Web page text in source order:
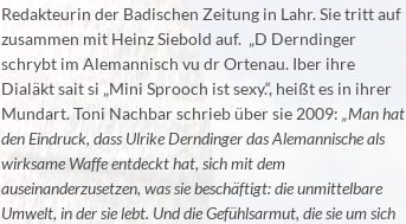
Redakteurin der Badischen Zeitung in Lahr. Sie tritt auf
zusammen mit Heinz Siebold auf. „D Derndinger
schrybt im Alemannisch vu dr Ortenau. Iber ihre
Dialäkt sait si „Mini Sprooch ist sexy.“, heißt es in ihrer
Mundart. Toni Nachbar schrieb über sie 2009:„Man hat
den Eindruck, dass Ulrike Derndinger das Alemannische als
wirksame Waffe entdeckt hat, sich mit dem
auseinanderzusetzen, was sie beschäftigt: die unmittelbare
Umwelt, in der sie lebt. Und die Gefühlsarmut, die sie um sich